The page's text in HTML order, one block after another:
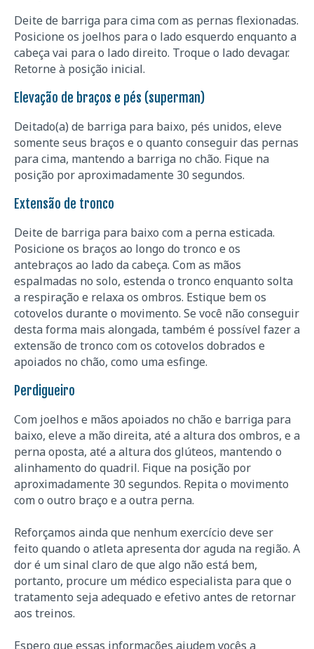
Deite de barriga para cima com as pernas flexionadas.
Posicione os joelhos para o lado esquerdo enquanto a
cabeça vai para o lado direito. Troque o lado devagar.
Retorne à posição inicial.
Elevação de braços e pés (superman)
Deitado(a) de barriga para baixo, pés unidos, eleve
somente seus braços e o quanto conseguir das pernas
para cima, mantendo a barriga no chão. Fique na
posição por aproximadamente 30 segundos.
Extensão de tronco
Deite de barriga para baixo com a perna esticada.
Posicione os braços ao longo do tronco e os
antebraços ao lado da cabeça. Com as mãos
espalmadas no solo, estenda o tronco enquanto solta
a respiração e relaxa os ombros. Estique bem os
cotovelos durante o movimento. Se você não conseguir
desta forma mais alongada, também é possível fazer a
extensão de tronco com os cotovelos dobrados e
apoiados no chão, como uma esfinge.
Perdigueiro
Com joelhos e mãos apoiados no chão e barriga para
baixo, eleve a mão direita, até a altura dos ombros, e a
perna oposta, até a altura dos glúteos, mantendo o
alinhamento do quadril. Fique na posição por
aproximadamente 30 segundos. Repita o movimento
com o outro braço e a outra perna.
Reforçamos ainda que nenhum exercício deve ser
feito quando o atleta apresenta dor aguda na região. A
dor é um sinal claro de que algo não está bem,
portanto, procure um médico especialista para que o
tratamento seja adequado e efetivo antes de retornar
aos treinos.
Espero que essas informações ajudem vocês a